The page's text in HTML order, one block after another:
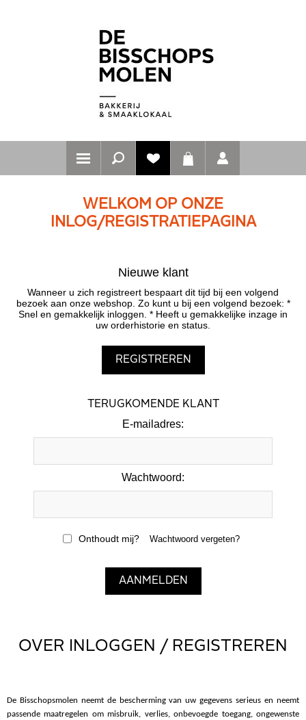
WELKOM OP ONZE
INLOG/REGISTRATIEPAGINA
Nieuwe klant
Wanneer u zich registreert bespaart dit tijd bij een volgend
bezoek aan onze webshop. Zo kunt u bij een volgend bezoek: *
Snel en gemakkelijk inloggen. * Heeft u gemakkelijke inzage in
uw orderhistorie en status.
TERUGKOMENDE KLANT
E-mailadres:
Wachtwoord:
Onthoudt mij? Wachtwoord vergeten?
OVER INLOGGEN / REGISTREREN
De Bisschopsmolen neemt de bescherming van uw gegevens serieus en neemt
passende maatregelen om misbruik, verlies, onbevoegde toegang, ongewenste